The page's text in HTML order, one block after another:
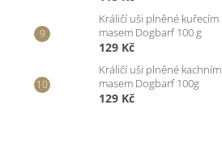
Králičí uši plněné kuřecím
masem Dogbarf 100 g
129 Kč
Králičí uši plněné kachním
masem Dogbarf 100g
129 Kč